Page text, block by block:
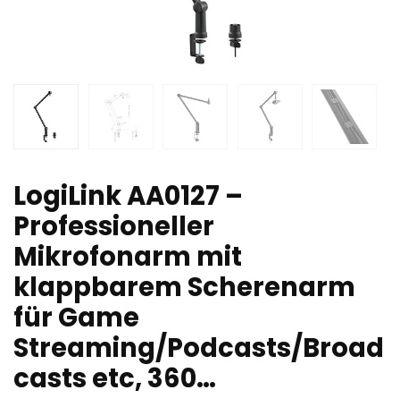
LogiLink AA0127 –
Professioneller
Mikrofonarm mit
klappbarem Scherenarm
für Game
Streaming/Podcasts/Broad
casts etc, 360…